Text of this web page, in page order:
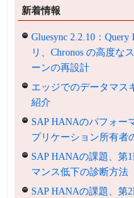
新着情報
Gluesync 2.2.10：
リ、Chronos の高度な
ーンの再設計
エッジでのデータマス
紹介
SAP HANAのパフォー
プリケーション所有者
SAP HANAの課題、第
マンス低下の診断方法
SAP HANAの課題、第